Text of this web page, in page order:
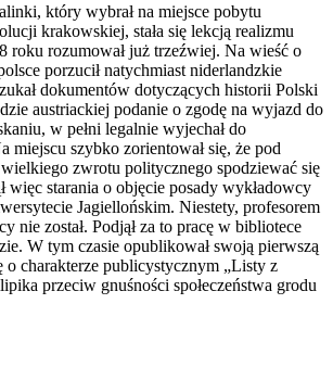
który wybrał na miejsce pobytu
krakowskiej, stała się lekcją realizmu
roku rozumował już trzeźwiej. Na wieść o
porzucił natychmiast niderlandzkie
dokumentów dotyczących historii Polski
austriackiej podanie o zgodę na wyjazd do
w pełni legalnie wyjechał do
miejscu szybko zorientował się, że pod
zwrotu politycznego spodziewać się
więc starania o objęcie posady wykładowcy
Jagiellońskim. Niestety, profesorem
nie został. Podjął za to pracę w bibliotece
W tym czasie opublikował swoją pierwszą
o charakterze publicystycznym „Listy z
przeciw gnuśności społeczeństwa grodu